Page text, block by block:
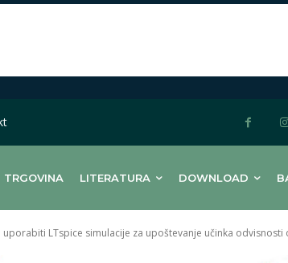
TRGOVINA LITERATURA DOWNLOAD
uporabiti LTspice simulacije za upoštevanje učinka